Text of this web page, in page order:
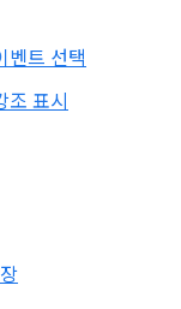
벤트 선택
표시